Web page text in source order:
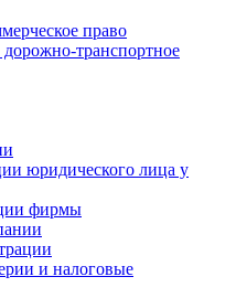
право
транспортное
юридического лица у
фирмы
и налоговые